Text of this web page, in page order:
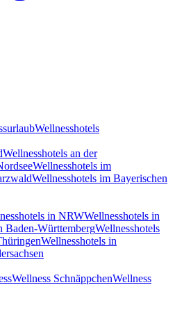
Wellnesshotels
Wellnesshotels an der
Wellnesshotels im
Wellnesshotels im Bayerischen
in NRWWellnesshotels in
Baden-WürttembergWellnesshotels
Wellnesshotels in
Wellness SchnäppchenWellness